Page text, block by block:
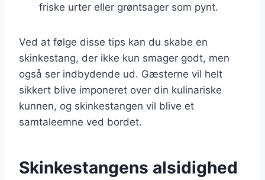
friske urter eller grøntsager som pynt.
Ved at følge disse tips kan du skabe en
skinkestang, der ikke kun smager godt, men
også ser indbydende ud. Gæsterne vil helt
sikkert blive imponeret over din kulinariske
kunnen, og skinkestangen vil blive et
samtaleemne ved bordet.
Skinkestangens alsidighed